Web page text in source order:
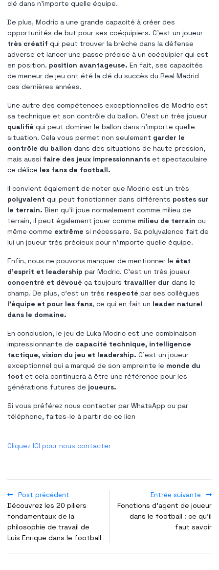
clé dans n’importe quelle équipe.
De plus, Modric a une grande capacité à créer des
opportunités de but pour ses coéquipiers. C'est un joueur
très créatif qui peut trouver la brèche dans la défense
adverse et lancer une passe précise à un coéquipier qui est
en position. position avantageuse. En fait, ses capacités
de meneur de jeu ont été la clé du succès du Real Madrid
ces dernières années.
Une autre des compétences exceptionnelles de Modric est
sa technique et son contrôle du ballon. C'est un très joueur
qualifié qui peut dominer le ballon dans n’importe quelle
situation. Cela vous permet non seulement garder le
contrôle du ballon dans des situations de haute pression,
mais aussi faire des jeux impressionnants et spectaculaire
ce délice les fans de football.
Il convient également de noter que Modric est un très
polyvalent qui peut fonctionner dans différents postes sur
le terrain. Bien qu'il joue normalement comme milieu de
terrain, il peut également jouer comme milieu de terrain ou
même comme extrême si nécessaire. Sa polyvalence fait de
lui un joueur très précieux pour n'importe quelle équipe.
Enfin, nous ne pouvons manquer de mentionner le état
d'esprit et leadership par Modric. C'est un très joueur
concentré et dévoué ça toujours travailler dur dans le
champ. De plus, c'est un très respecté par ses collègues
l'équipe et pour les fans, ce qui en fait un leader naturel
dans le domaine.
En conclusion, le jeu de Luka Modric est une combinaison
impressionnante de capacité technique, intelligence
tactique, vision du jeu et leadership. C'est un joueur
exceptionnel qui a marqué de son empreinte le monde du
foot et cela continuera à être une référence pour les
générations futures de joueurs.
Si vous préférez nous contacter par WhatsApp ou par
téléphone, faites-le à partir de ce lien
Cliquez ICI pour nous contacter
Post précédent
Découvrez les 20 piliers
fondamentaux de la
philosophie de travail de
Luis Enrique dans le football
Entrée suivante
Fonctions d'agent de joueur
dans le football : ce qu'il
faut savoir